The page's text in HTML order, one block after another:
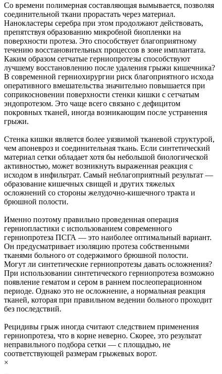
Со времени полимерная составляющая вымывается, позволяя
соединительной ткани прорастать через материал.
Нанокластеры серебра при этом продолжают действовать,
препятствуя образованию микробной биопленки на
поверхности протеза. Это способствует благоприятному
течению восстановительных процессов в зоне имплантата.
Каким образом сетчатые герниопротезы способствуют
лучшему восстановлению после удаления грыжи кишечника?
В современной герниохирургии риск благоприятного исхода
оперативного вмешательства значительно повышается при
соприкосновении поверхности стенки кишки с сетчатым
эндопротезом. Это чаще всего связано с дефицитом
покровных тканей, иногда возникающим после устранения
грыжи.
Стенка кишки является более уязвимой тканевой структурой,
чем апоневроз и соединительная ткань. Если синтетический
материал сетки обладает хотя бы небольшой биологической
активностью, может возникнуть выраженная реакция с
исходом в инфильтрат. Самый неблагоприятный результат —
образование кишечных свищей и других тяжелых
осложнений со стороны желудочно-кишечного тракта и
брюшной полости.
Именно поэтому правильно проведенная операция
герниопластики с использованием современного
герниопротеза ПСГА — это наиболее оптимальный вариант.
Он предусматривает изоляцию протеза собственными
тканями больного от содержимого брюшной полости.
Могут ли синтетические герниопротезы давать осложнения?
При использовании синтетического герниопротеза возможно
появление гематом и сером в раннем послеоперационном
периоде. Однако это не осложнение, а нормальная реакция
тканей, которая при правильном ведении больного проходит
без последствий.
Рецидивы грыж иногда считают следствием применения
герниопротеза, что в корне неверно. Скорее, это результат
неправильного подбора сетки — с площадью, не
соответствующей размерам грыжевых ворот.
×